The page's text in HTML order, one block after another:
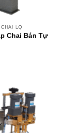
LỌ
Chai Bán Tự